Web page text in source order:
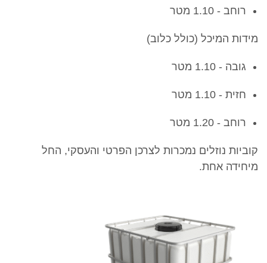
רוחב - 1.10 מטר
מידות המיכל (כולל כלוב)
גובה - 1.10 מטר
חזית - 1.10 מטר
רוחב - 1.20 מטר
קוביות נוזלים נמכרות לצרכן הפרטי והעסקי, החל
מיחידה אחת.